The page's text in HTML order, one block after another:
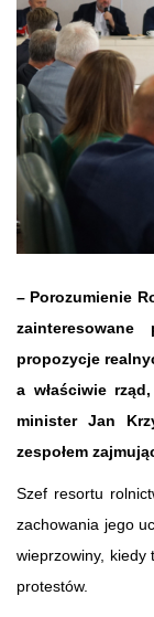
– Porozumienie
zainteresowane
propozycje
a właściwie
minister Jan
zespołem
Szef resortu
zachowania jego
wieprzowiny, kiedy
protestów.